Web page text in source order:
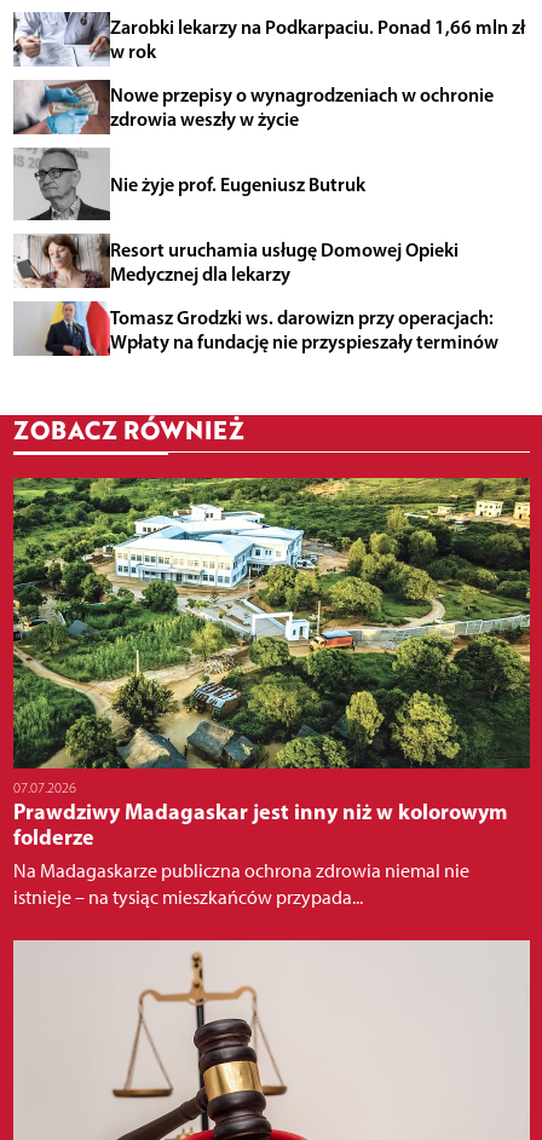
Zarobki lekarzy na Podkarpaciu. Ponad 1,66 mln zł
w rok
Nowe przepisy o wynagrodzeniach w ochronie
zdrowia weszły w życie
Nie żyje prof. Eugeniusz Butruk
Resort uruchamia usługę Domowej Opieki
Medycznej dla lekarzy
Tomasz Grodzki ws. darowizn przy operacjach:
Wpłaty na fundację nie przyspieszały terminów
ZOBACZ RÓWNIEŻ
07.07.2026
Prawdziwy Madagaskar jest inny niż w kolorowym
folderze
Na Madagaskarze publiczna ochrona zdrowia niemal nie
istnieje – na tysiąc mieszkańców przypada...